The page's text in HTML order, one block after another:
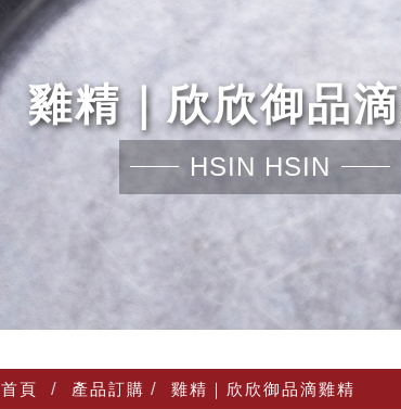
雞精｜欣欣御品
HSIN HSIN
首頁 產品訂購 雞精｜欣欣御品滴雞精